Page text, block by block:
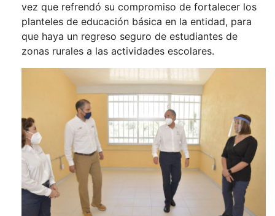
vez que refrendó su compromiso de fortalecer los
planteles de educación básica en la entidad, para
que haya un regreso seguro de estudiantes de
zonas rurales a las actividades escolares.